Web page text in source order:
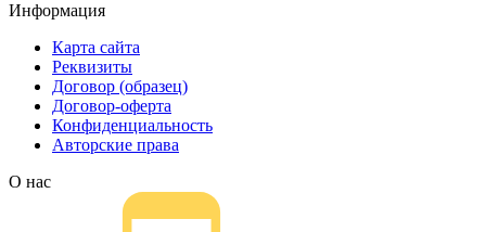
Информация
Карта сайта
Реквизиты
Договор (образец)
Договор-оферта
Конфиденциальность
Авторские права
О нас